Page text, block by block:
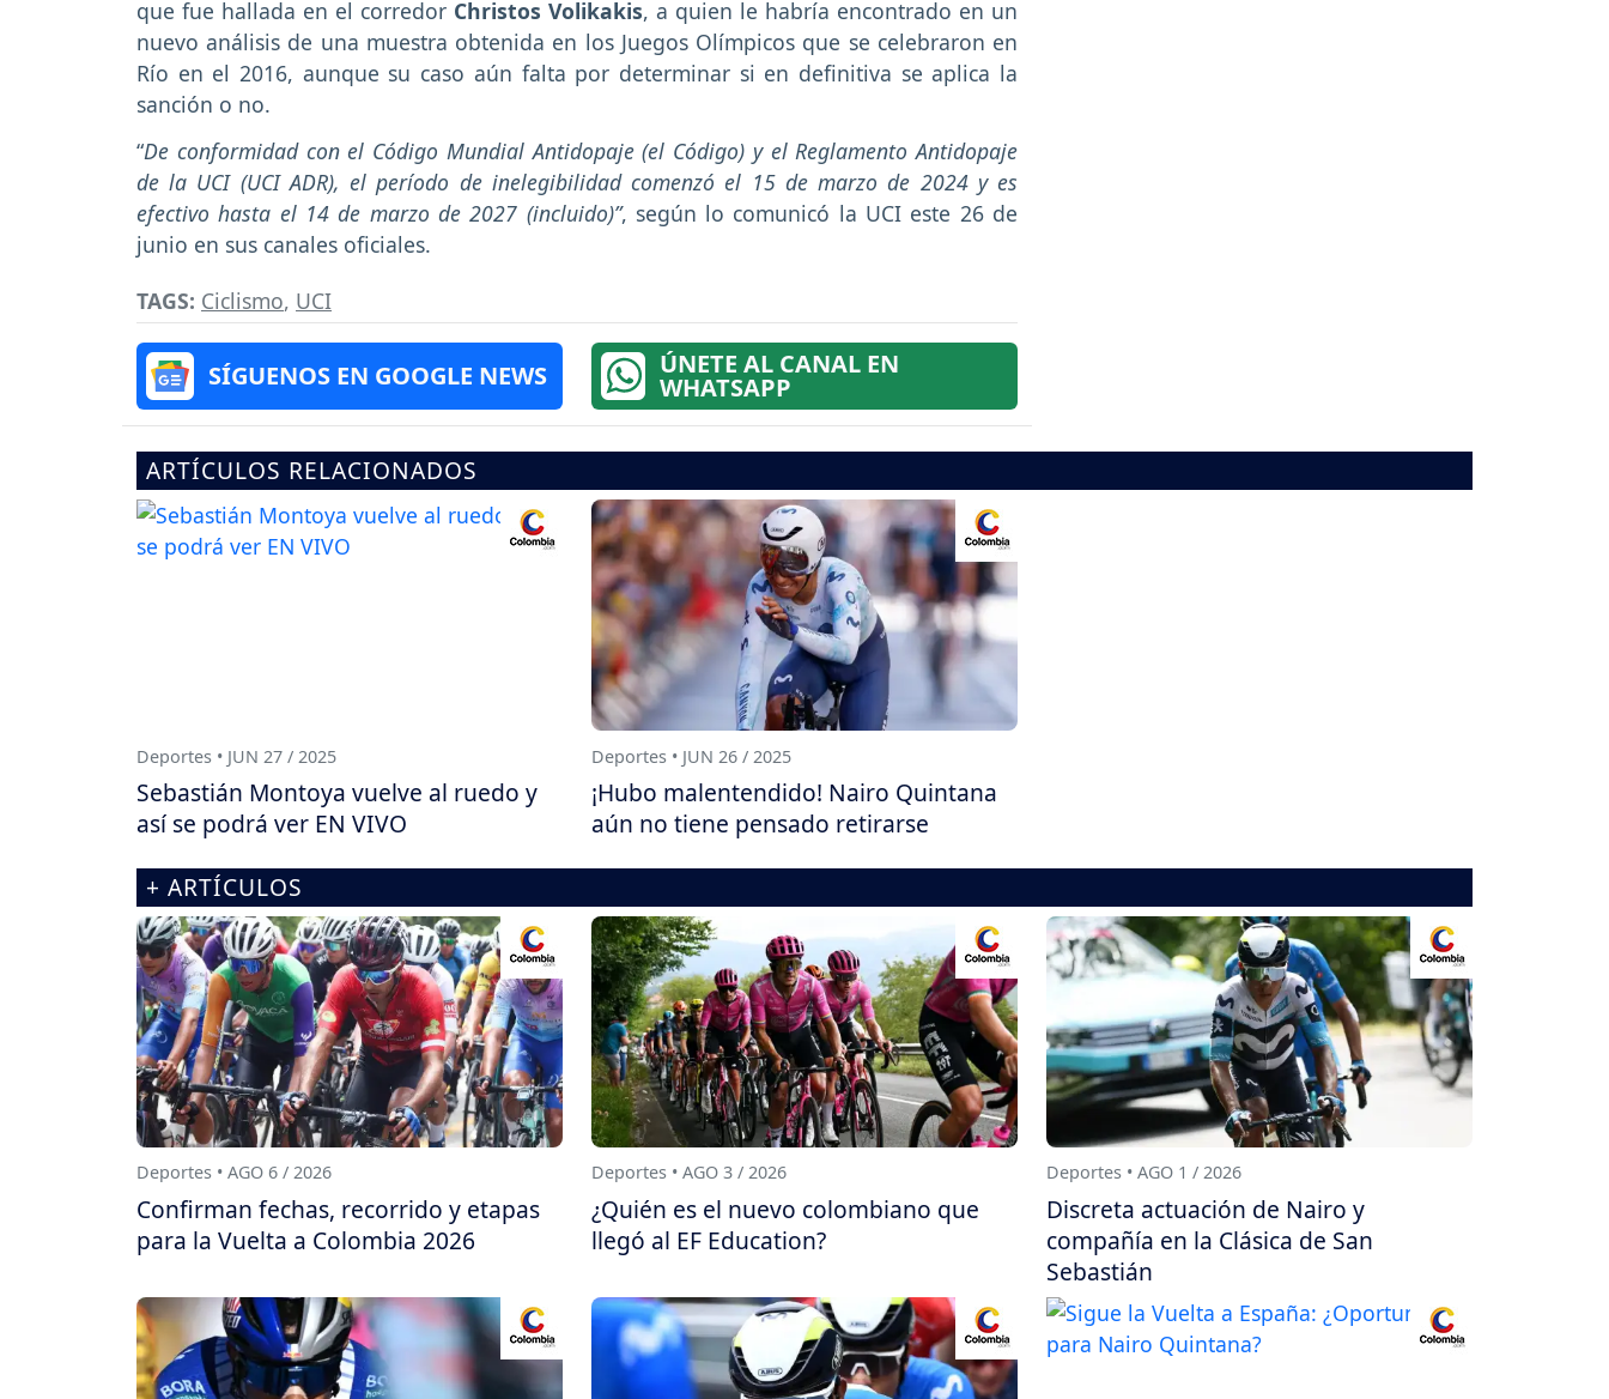
que fue hallada en el corredor Christos Volikakis, a quien le habría encontrado en un
nuevo análisis de una muestra obtenida en los Juegos Olímpicos que se celebraron en
Río en el 2016, aunque su caso aún falta por determinar si en definitiva se aplica la
sanción o no.
“De conformidad con el Código Mundial Antidopaje (el Código) y el Reglamento Antidopaje
de la UCI (UCI ADR), el período de inelegibilidad comenzó el 15 de marzo de 2024 y es
efectivo hasta el 14 de marzo de 2027 (incluido)”, según lo comunicó la UCI este 26 de
junio en sus canales oficiales.
TAGS: Ciclismo, UCI
SÍGUENOS EN GOOGLE NEWS ÚNETE AL CANAL EN
WHATSAPP
ARTÍCULOS RELACIONADOS
Deportes • JUN 27 / 2025
Sebastián Montoya vuelve al ruedo y
así se podrá ver EN VIVO
Deportes • JUN 26 / 2025
¡Hubo malentendido! Nairo Quintana
aún no tiene pensado retirarse
+ ARTÍCULOS
Deportes • AGO 6 / 2026
Confirman fechas, recorrido y etapas
para la Vuelta a Colombia 2026
Deportes • AGO 3 / 2026
¿Quién es el nuevo colombiano que
llegó al EF Education?
Deportes • AGO 1 / 2026
Discreta actuación de Nairo y
compañía en la Clásica de San
Sebastián